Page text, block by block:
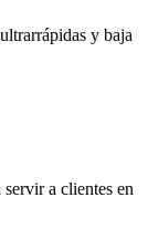
y baja
a clientes en